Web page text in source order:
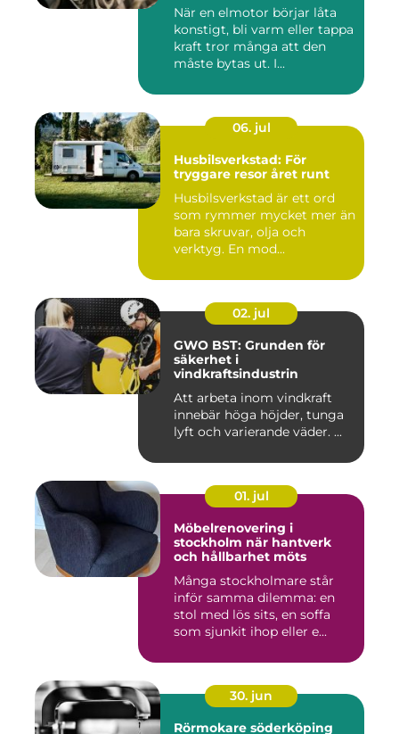
När en elmotor börjar låta
konstigt, bli varm eller tappa
kraft tror många att den
måste bytas ut. I...
06. jul
Husbilsverkstad: För
tryggare resor året runt
Husbilsverkstad är ett ord
som rymmer mycket mer än
bara skruvar, olja och
verktyg. En mod...
02. jul
GWO BST: Grunden för
säkerhet i
vindkraftsindustrin
Att arbeta inom vindkraft
innebär höga höjder, tunga
lyft och varierande väder. ...
01. jul
Möbelrenovering i
stockholm när hantverk
och hållbarhet möts
Många stockholmare står
inför samma dilemma: en
stol med lös sits, en soffa
som sjunkit ihop eller e...
30. jun
Rörmokare söderköping